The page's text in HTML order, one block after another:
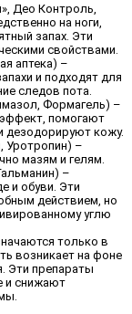
Део Контроль,
на ноги,
запах. Эти
свойствами.
аптека) –
и подходят для
следов пота.
Формагель) –
помогают
дезодорируют кожу.
Уротропин) –
мазям и гелям.
–
и обуви. Эти
действием, но
углю
только в
возникает на фоне
Эти препараты
и снижают